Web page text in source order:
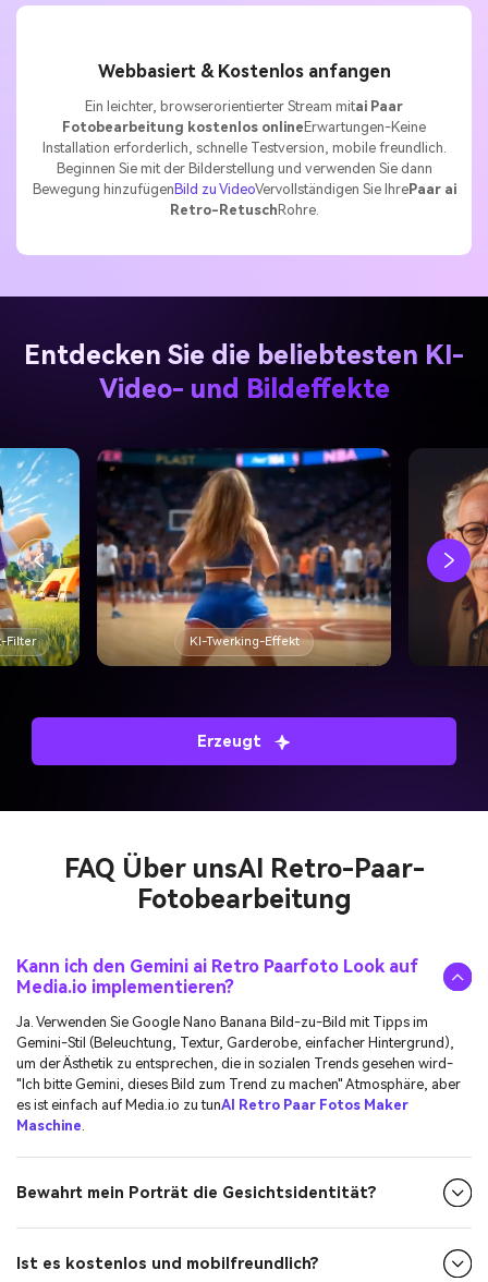
Webbasiert & Kostenlos anfangen
Ein leichter, browserorientierter Stream mitai Paar
Fotobearbeitung kostenlos online Erwartungen-Keine
Installation erforderlich, schnelle Testversion, mobile freundlich.
Beginnen Sie mit der Bilderstellung und verwenden Sie dann
Bewegung hinzufügen Bild zu VideoVervollständigen Sie IhrePaar ai
Retro-Retusch Rohre.
Entdecken Sie die beliebtesten KI-
Video- und Bildeffekte
Filter KI-Twerking-Effekt
Erzeugt
FAQ Über unsAI Retro-Paar-
Fotobearbeitung
Kann ich den Gemini ai Retro Paarfoto Look auf
Media.io implementieren?
Ja. Verwenden Sie Google Nano Banana Bild-zu-Bild mit Tipps im
Gemini-Stil (Beleuchtung, Textur, Garderobe, einfacher Hintergrund),
um der Ästhetik zu entsprechen, die in sozialen Trends gesehen wird-
"Ich bitte Gemini, dieses Bild zum Trend zu machen" Atmosphäre, aber
es ist einfach auf Media.io zu tunAI Retro Paar Fotos Maker
Maschine
Bewahrt mein Porträt die Gesichtsidentität?
Ist es kostenlos und mobilfreundlich?